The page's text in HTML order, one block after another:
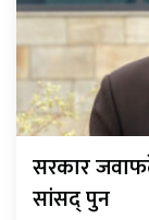
सरकार
सांसद् पुन